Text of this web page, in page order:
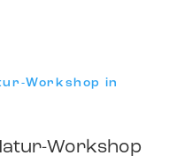
Workshop